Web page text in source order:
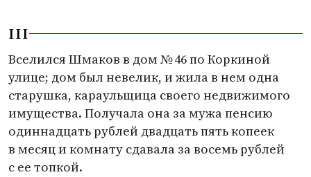
III
Вселился Шмаков в дом № 46 по Коркиной
улице; дом был невелик, и жила в нем одна
старушка, караульщица своего недвижимого
имущества. Получала она за мужа пенсию
одиннадцать рублей двадцать пять копеек
в месяц и комнату сдавала за восемь рублей
с ее топкой.